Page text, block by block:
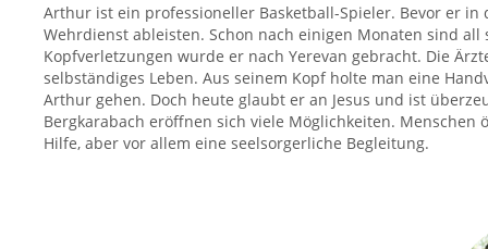
Arthur ist ein professioneller Basketball-Spieler. Bevor er
Wehrdienst ableisten. Schon nach einigen Monaten sind
Kopfverletzungen wurde er nach Yerevan gebracht. Die
selbständiges Leben. Aus seinem Kopf holte man eine
Arthur gehen. Doch heute glaubt er an Jesus und ist
Bergkarabach eröffnen sich viele Möglichkeiten.
Hilfe, aber vor allem eine seelsorgerliche Begleitung.